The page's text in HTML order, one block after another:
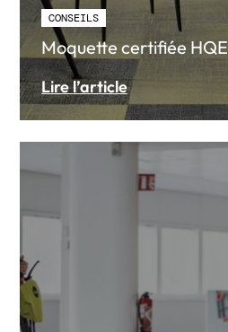
CONSEILS
Moquette certifiée HQE
Lire l’article